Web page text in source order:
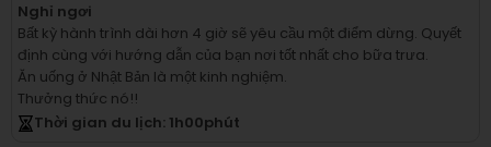
Nghỉ ngơi
Bất kỳ hành trình dài hơn 4 giờ sẽ yêu cầu một điểm dừng. Quyết
định cùng với hướng dẫn của bạn nơi tốt nhất cho bữa trưa.
Ăn uống ở Nhật Bản là một kinh nghiệm.
Thưởng thức nó!!
Thời gian du lịch: 1h00phút